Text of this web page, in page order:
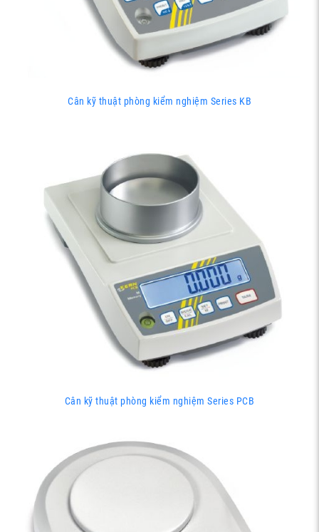
Cân kỹ thuật phòng kiểm nghiệm Series KB
Cân kỹ thuật phòng kiểm nghiệm Series PCB